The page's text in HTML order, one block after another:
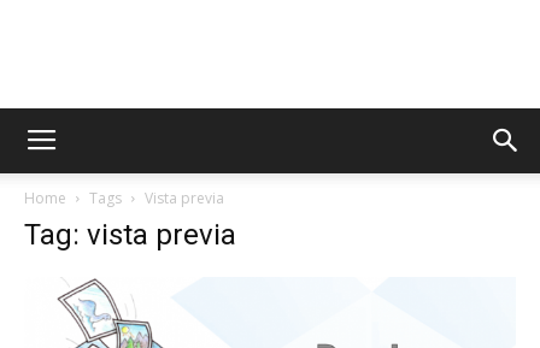
AppsTonic
Home Tags Vista previa
Tag: vista previa